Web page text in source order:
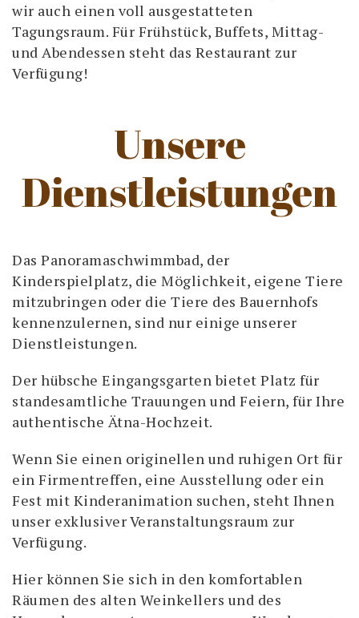
wir auch einen voll ausgestatteten
Tagungsraum. Für Frühstück, Buffets, Mittag-
und Abendessen steht das Restaurant zur
Verfügung!
Unsere
Dienstleistungen
Das Panoramaschwimmbad, der
Kinderspielplatz, die Möglichkeit, eigene Tiere
mitzubringen oder die Tiere des Bauernhofs
kennenzulernen, sind nur einige unserer
Dienstleistungen.
Der hübsche Eingangsgarten bietet Platz für
standesamtliche Trauungen und Feiern, für Ihre
authentische Ätna-Hochzeit.
Wenn Sie einen originellen und ruhigen Ort für
ein Firmentreffen, eine Ausstellung oder ein
Fest mit Kinderanimation suchen, steht Ihnen
unser exklusiver Veranstaltungsraum zur
Verfügung.
Hier können Sie sich in den komfortablen
Räumen des alten Weinkellers und des